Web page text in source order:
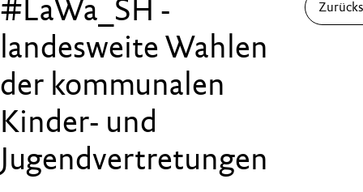
#LaWa_SH -
landesweite Wahlen
der kommunalen
Kinder- und
Jugendvertretungen